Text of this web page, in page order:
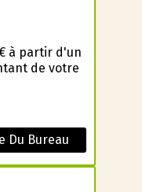
à partir d'un
de votre
Du Bureau